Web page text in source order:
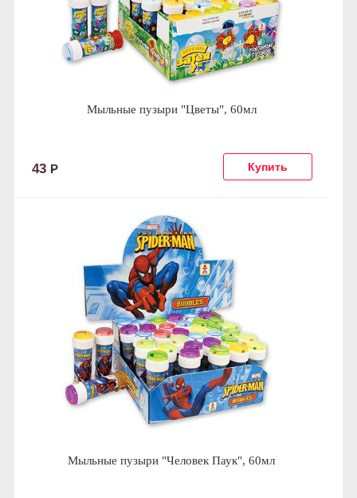
Мыльные пузыри "Цветы", 60мл
43 Р
Мыльные пузыри "Человек Паук", 60мл